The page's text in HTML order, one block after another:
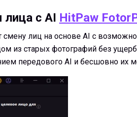
с AI HitPaw
лиц на основе AI с
старых фотографий без
передового AI и бесшовно их